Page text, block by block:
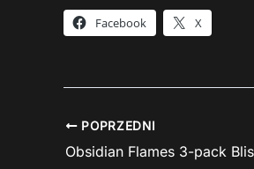
Facebook X
POPRZEDNI